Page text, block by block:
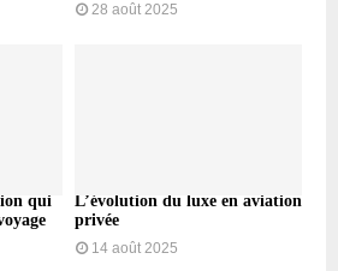
28 août 2025
qui
L’évolution du luxe en aviation
privée
14 août 2025